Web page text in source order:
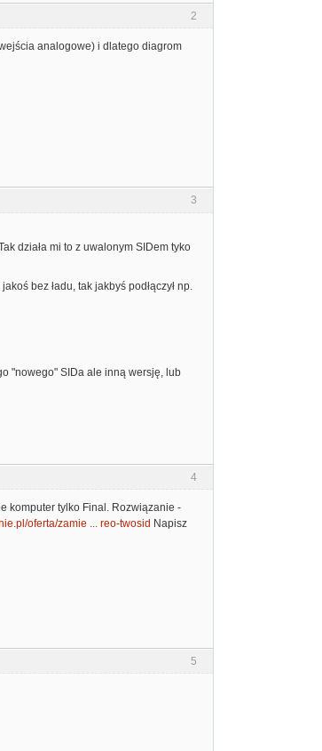
2
analogowe) i dlatego diagrom
3
działa mi to z uwalonym SIDem tyko
bez ładu, tak jakbyś podłączył np.
"nowego" SIDa ale inną wersję, lub
4
komputer tylko Final. Rozwiązanie -
oferta/zamie ... reo-twosid Napisz
5